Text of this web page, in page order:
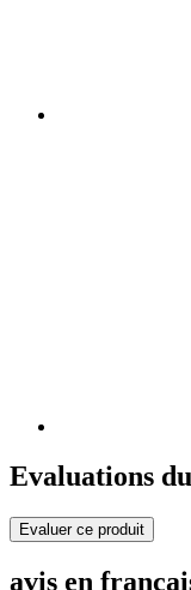
Evaluations
Evaluer ce produit
avis en